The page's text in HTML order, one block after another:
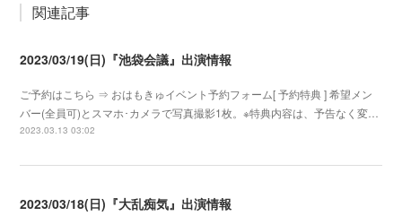
関連記事
2023/03/19(日)『池袋会議』出演情報
ご予約はこちら ⇒ おはもきゅイベント予約フォーム[ 予約特典 ] 希望メン
バー(全員可)とスマホ･カメラで写真撮影1枚。※特典内容は、予告なく変…
2023.03.13 03:02
2023/03/18(日)『大乱痴気』出演情報